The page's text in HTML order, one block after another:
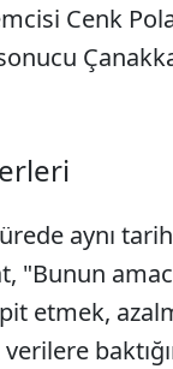
Cenk
aynı
"Bunun
etmek,